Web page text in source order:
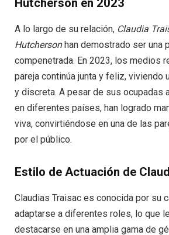
Hutcherson en 2023
A lo largo de su relación, Claudia
Hutchersonhan demostrado ser una
compenetrada. En 2023, los medios
pareja continúa junta y feliz, viviendo
y discreta. A pesar de sus ocupadas
en diferentes países, han logrado
viva, convirtiéndose en una de las
por el público.
Estilo de Actuación de
Claudias Traisac es conocida por su
adaptarse a diferentes roles, lo que
destacarse en una amplia gama de